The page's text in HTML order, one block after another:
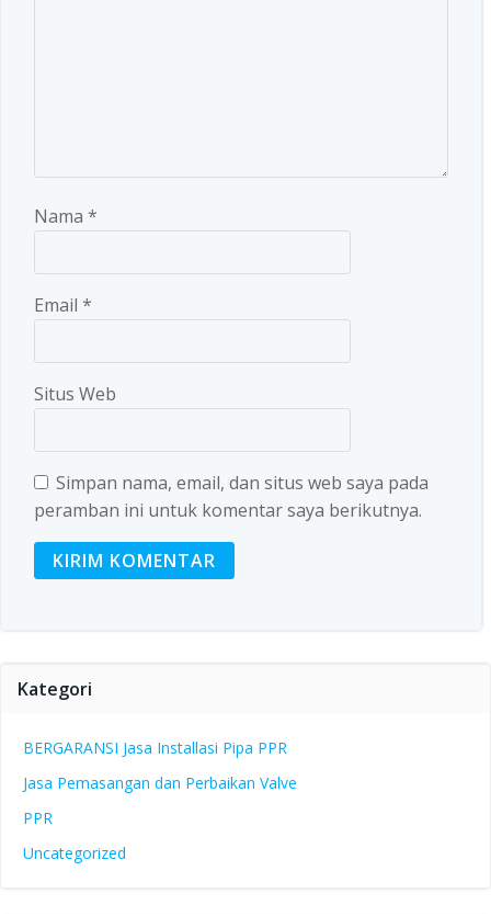
Nama *
Email *
Situs Web
Simpan nama, email, dan situs web saya pada
peramban ini untuk komentar saya berikutnya.
Kategori
BERGARANSI Jasa Installasi Pipa PPR
Jasa Pemasangan dan Perbaikan Valve
PPR
Uncategorized